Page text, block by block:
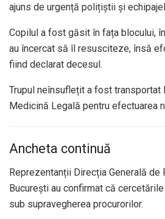
ajuns de urgență polițiștii și
Copilul a fost găsit în fața blocului,
au încercat să îl resusciteze, însă
fiind declarat decesul.
Trupul neînsuflețit a fost transportat
Medicină Legală pentru efectuarea
Ancheta continuă
Reprezentanții Direcția Generală
București au confirmat că
sub supravegherea procurorilor.